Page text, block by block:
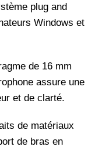
plug and
Windows et
de 16 mm
assure une
et de clarté.
de matériaux
de bras en